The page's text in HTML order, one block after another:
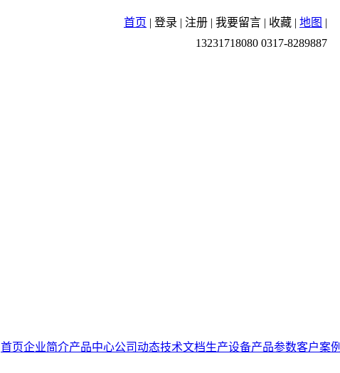
首页 | 登录 | 注册 | 我要留言 | 收藏 | 地图 |
13231718080 0317-8289887
首页企业简介产品中心公司动态技术文档生产设备产品参数客户案例